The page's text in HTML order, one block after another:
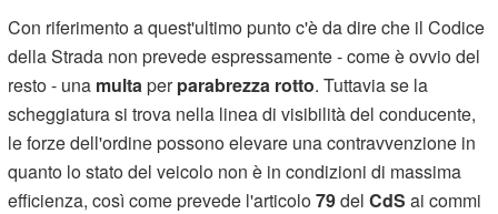
Con riferimento a quest'ultimo punto c'è da dire che il Codice
della Strada non prevede espressamente - come è ovvio del
resto - una multaperparabrezza rotto. Tuttavia se la
scheggiatura si trova nella linea di visibilità del conducente,
le forze dell'ordine possono elevare una contravvenzione in
quanto lo stato del veicolo non è in condizioni di massima
efficienza, così come prevede l'articolo79delCdSai commi